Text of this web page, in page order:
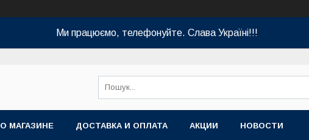
Ми працюємо, телефонуйте. Слава Україні!!!
О МАГАЗИНЕ ДОСТАВКА И ОПЛАТА АКЦИИ НОВОСТИ